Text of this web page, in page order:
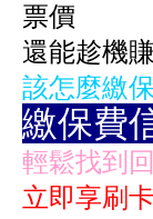
票價
還能趁機
該怎麼繳
繳保費
輕鬆找到
立即享刷